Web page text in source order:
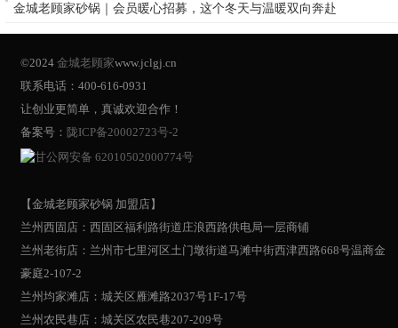
金城老顾家砂锅｜会员暖心招募，这个冬天与温暖双向奔赴
©2024金城老顾家www.jclgj.cn
联系电话：400-616-0931
让创业更简单，真诚欢迎合作！
备案号： 陇ICP备20002723号-2
甘公网安备 62010502000774号
【金城老顾家砂锅 加盟店】
兰州西固店：西固区福利路街道庄浪西路供电局一层商铺
兰州老街店：兰州市七里河区土门墩街道马滩中街西津西路668号温商金
豪庭2-107-2
兰州均家滩店：城关区雁滩路2037号1F-17号
兰州农民巷店：城关区农民巷207-209号